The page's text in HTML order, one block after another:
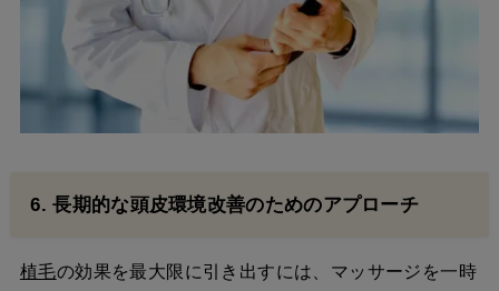
6. 長期的な頭皮環境改善のためのアプローチ
植毛の効果を最大限に引き出すには、マッサージを一時